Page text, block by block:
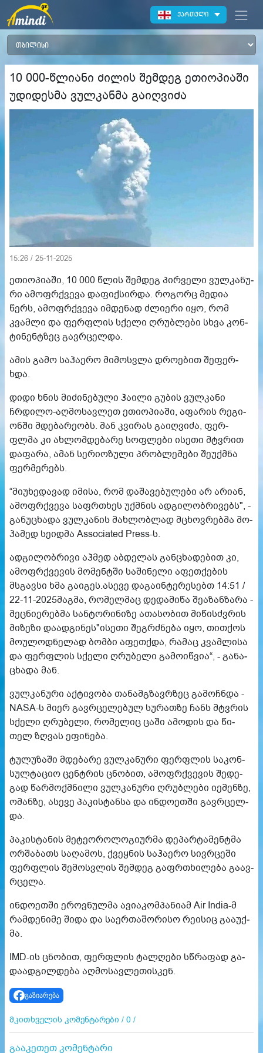
ქართული
10 000-წლიანი ძილის შემდეგ ეთიოპიაში
უდიდესმა ვულკანმა გაიღვიძა
15:26 / 25-11-2025
ეთი­ო­პი­ა­ში, 10 000 წლის შემ­დეგ პირ­ვე­ლი ვულ­კა­ნუ­
რი ამოფრქვე­ვა და­ფიქ­სირ­და. რო­გორც მე­დია
წერს, ამოფრქვე­ვა იმ­დე­ნად ძლი­ე­რი იყო, რომ
კვამ­ლი და ფერ­ფლის სქე­ლი ღრუბ­ლე­ბი სხვა კონ­
ტი­ნენტზეც გავ­რცელ­და.
ამის გამო სა­ჰა­ე­რო მი­მოს­ვლა დრო­ე­ბით შე­ფერ­
ხდა.
დიდი ხნის მი­ძი­ნე­ბუ­ლი ჰა­ი­ლი გუ­ბის ვულ­კა­ნი
ჩრდი­ლო-აღ­მო­სავ­ლეთ ეთი­ო­პი­ა­ში, აფა­რის რე­გი­
ონ­ში მდე­ბა­რე­ობს. მან კვი­რას გა­იღ­ვი­ძა, ფერ­
ფლმა კი ახ­ლომ­დე­ბა­რე სოფ­ლე­ბი ისე­თი მტვრით
და­ფა­რა, ამან სე­რი­ო­ზუ­ლი პრობ­ლე­მე­ბი შე­უქ­მნა
ფერ­მე­რებს.
“მი­უ­ხე­და­ვად იმი­სა, რომ და­შა­ვე­ბუ­ლე­ბი არ არი­ან,
ამოფრქვე­ვა საფრ­თხეს უქ­მნის ად­გი­ლობ­რი­ვებს", -
გა­ნუ­ცხა­და ვულ­კა­ნის მახ­ლობ­ლად მცხოვ­რებ­მა მო­
ჰა­მედ სე­იდ­მა Associated Press-ს.
ად­გი­ლობ­რი­ვი აჰ­მედ აბ­დე­ლას გან­ცხა­დე­ბით კი,
ამოფრქვე­ვის მო­მენ­ტში სა­ში­ნე­ლი აფეთ­ქე­ბის
მსგავ­სი ხმა გა­ი­გეს.ასევე დაგაინტერესებთ 14:51 /
22-11-2025მაგმა, რომელმაც დედამიწა შეაზანზარა -
მეცნიერებმა სანტორინიზე ათასობით მიწისძვრის
მიზეზი დაადგინეს"ისე­თი შეგ­რძნე­ბა იყო, თით­ქოს
მო­უ­ლოდ­ნე­ლად ბომ­ბი აფეთ­ქდა, რა­მაც კვამ­ლი­სა
და ფერ­ფლის სქე­ლი ღრუ­ბე­ლი გა­მო­იწ­ვია“, - გა­ნა­
ცხა­და მან.
ვულ­კა­ნუ­რი აქ­ტი­ვო­ბა თა­ნამ­გზავრზეც გა­მოჩ­ნდა -
NASA-ს მიერ გავ­რცე­ლე­ბულ სუ­რათ­ზე ჩანს მტვრის
სქე­ლი ღრუ­ბე­ლი, რო­მე­ლიც ცაში ამო­დის და წი­
თელ ზღვას ეფი­ნე­ბა.
ტუ­ლუ­ზა­ში მდე­ბა­რე ვულ­კა­ნუ­რი ფერ­ფლის სა­კონ­
სულ­ტა­ციო ცენ­ტრის ცნო­ბით, ამოფრქვე­ვის შე­დე­
გად წარ­მოქ­მნი­ლი ვულ­კა­ნუ­რი ღრუბ­ლე­ბი იე­მენ­ზე,
ომან­ზე, ასე­ვე პა­კის­ტან­სა და ინ­დო­ეთ­ში გავ­რცელ­
და.
პა­კის­ტა­ნის მე­ტე­ო­რო­ლო­გი­ურ­მა დე­პარ­ტა­მენ­ტმა
ორ­შა­ბათს სა­ღა­მოს, ქვეყ­ნის სა­ჰა­ე­რო სივ­რცე­ში
ფერ­ფლის შე­მოს­ვლის შემ­დეგ გაფრ­თხი­ლე­ბა გა­ავ­
რცე­ლა.
ინ­დო­ეთ­ში ეროვ­ნულ­მა ავი­ა­კომ­პა­ნი­ამ Air India-მ
რამ­დე­ნი­მე შიდა და სა­ერ­თა­შო­რი­სო რე­ი­სიც გა­ა­უქ­
მა.
IMD-ის ცნო­ბით, ფერ­ფლის ტალ­ღე­ბი სწრა­ფად გა­
და­ად­გილ­დე­ბა აღ­მო­სავ­ლე­თის­კენ.
გაზიარება
მკითხველის კომენტარები / 0 /
გააკეთეთ კომენტარი